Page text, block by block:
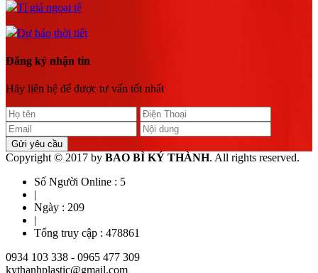
Tỉ giá ngoại tệ
Dự báo thời tiết
Đăng ký nhận tin
Hãy liên hệ để được tư vấn tốt nhất
Gửi yêu cầu
Copyright © 2017 by BAO BÌ KÝ THÀNH. All rights reserved.
Số Người Online : 5
|
Ngày : 209
|
Tổng truy cập : 478861
0934 103 338 - 0965 477 309
kythanhplastic@gmail.com